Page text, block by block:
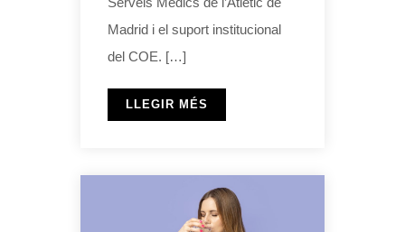
Madrid i el suport institucional
del COE. […]
LLEGIR MÉS